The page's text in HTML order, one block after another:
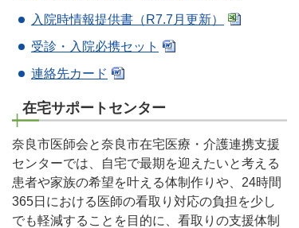
入院時情報提供書（R7.7月更新）
受診・入院必携セット
連絡先カード
在宅サポートセンター
奈良市医師会と奈良市在宅医療・介護連携支援
センターでは、自宅で最期を迎えたいと考える
患者や家族の希望を叶える体制作りや、24時間
365日における医師の看取り対応の負担を少し
でも軽減することを目的に、看取りの支援体制